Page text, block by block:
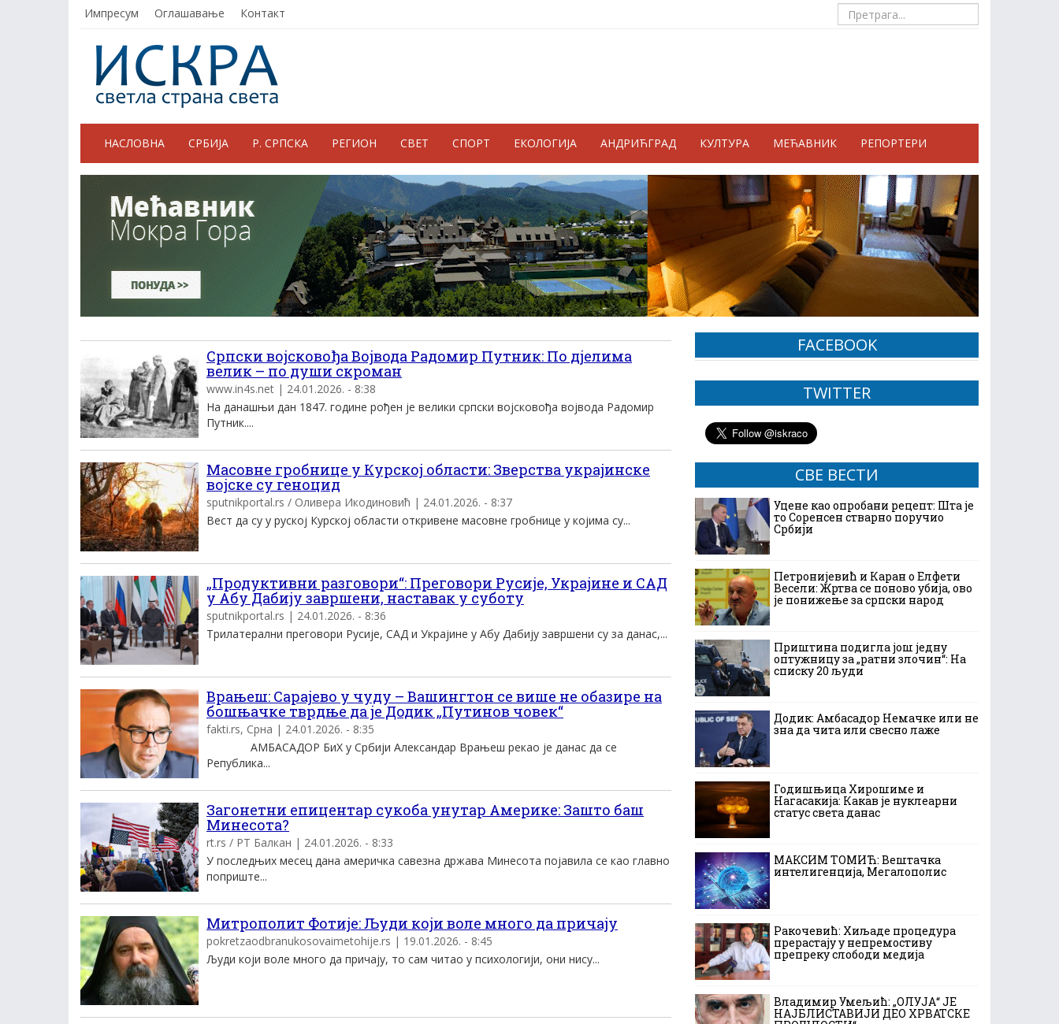
Импресум Оглашавање Контакт
НАСЛОВНА СРБИЈА Р. СРПСКА РЕГИОН СВЕТ СПОРТ ЕКОЛОГИЈА АНДРИЋГРАД КУЛТУРА МЕЋАВНИК РЕПОРТЕРИ
Српски војсковођа Војвода Радомир Путник: По дјелима
велик – по души скроман
www.in4s.net | 24.01.2026. - 8:38
На данашњи дан 1847. године рођен је велики српски војсковођа војвода Радомир
Путник....
Масовне гробнице у Курској области: Зверства украјинске
војске су геноцид
sputnikportal.rs / Оливера Икодиновић | 24.01.2026. - 8:37
Вест да су у руској Курској области откривене масовне гробнице у којима су...
„Продуктивни разговори“: Преговори Русије, Украјине и САД
у Абу Дабију завршени, наставак у суботу
sputnikportal.rs | 24.01.2026. - 8:36
Трилатерални преговори Русије, САД и Украјине у Абу Дабију завршени су за данас,...
Врањеш: Сарајево у чуду – Вашингтон се више не обазире на
бошњачке тврдње да је Додик „Путинов човек“
fakti.rs, Срна | 24.01.2026. - 8:35
АMБАСАДОР БиХ у Србији Александар Врањеш рекао је данас да се
Република...
Загонетни епицентар сукоба унутар Америке: Зашто баш
Минесота?
rt.rs / РТ Балкан | 24.01.2026. - 8:33
У последњих месец дана америчка савезна држава Минесота појавила се као главно
поприште...
Митрополит Фотије: Људи који воле много да причају
pokretzaodbranukosovaimetohije.rs | 19.01.2026. - 8:45
Људи који воле много да причају, то сам читао у психологији, они нису...
FACEBOOK
TWITTER
СВЕ ВЕСТИ
Уцене као опробани рецепт: Шта је
то Соренсен стварно поручио
Србији
Петронијевић и Каран о Елфети
Весели: Жртва се поново убија, ово
је понижење за српски народ
Приштина подигла још једну
оптужницу за „ратни злочин“: На
списку 20 људи
Додик: Амбасадор Немачке или не
зна да чита или свесно лаже
Годишњица Хирошиме и
Нагасакија: Какав је нуклеарни
статус света данас
МАКСИМ ТОМИЋ: Вештачка
интелигенција, Мегалополис
Ракочевић: Хиљаде процедура
прерастају у непремостиву
препреку слободи медија
Владимир Умељић: „ОЛУЈА“ ЈЕ
НАЈБЛИСТАВИЈИ ДЕО ХРВАТСКЕ